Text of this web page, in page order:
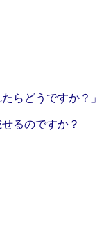
らどうですか？」
るのですか？